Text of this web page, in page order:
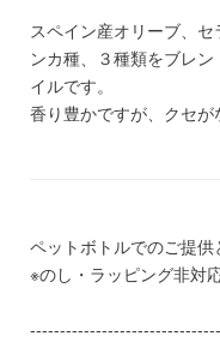
スペイン産オリーブ、
ンカ種、３種類をブレ
イルです。
香り豊かですが、クセが
ペットボトルでのご提供
※のし・ラッピング非対